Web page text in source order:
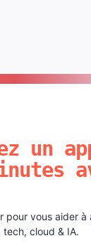
un
pour vous aider à
cloud & IA.